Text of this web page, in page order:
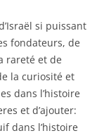
si puissant
fondateurs, de
rareté et de
la curiosité et
dans l’histoire
et d’ajouter:
dans l’histoire